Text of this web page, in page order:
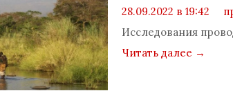
28.09.2022 в 19:42
Исследования
Читать далее →